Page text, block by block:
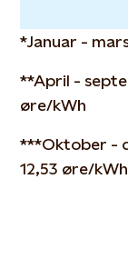
*Januar -
**April -
øre/kWh
***Oktober -
12,53 øre/kWh